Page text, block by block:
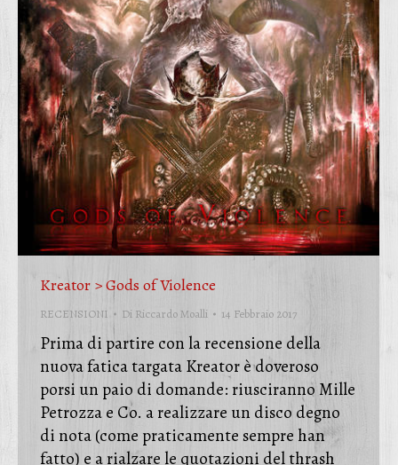
Kreator > Gods of Violence
RECENSIONI Di Riccardo Moalli 14 Febbraio 2017
Prima di partire con la recensione della
nuova fatica targata Kreator è doveroso
porsi un paio di domande: riusciranno Mille
Petrozza e Co. a realizzare un disco degno
di nota (come praticamente sempre han
fatto) e a rialzare le quotazioni del thrash